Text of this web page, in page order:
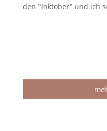
den "Inktober" und ich